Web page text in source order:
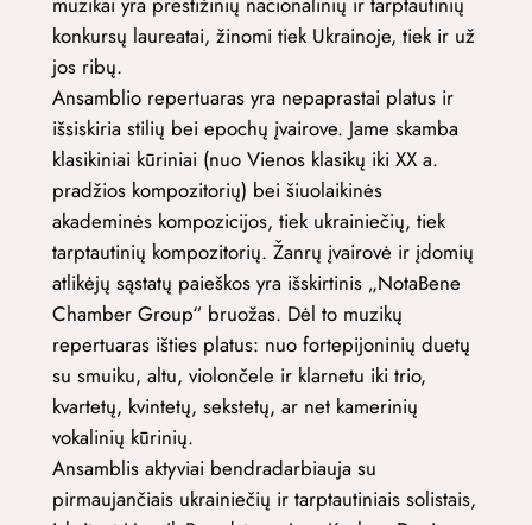
konkursų laureatai, žinomi tiek Ukrainoje, tiek ir už
jos ribų.
Ansamblio repertuaras yra nepaprastai platus ir
išsiskiria stilių bei epochų įvairove. Jame skamba
klasikiniai kūriniai (nuo Vienos klasikų iki XX a.
pradžios kompozitorių) bei šiuolaikinės
akademinės kompozicijos, tiek ukrainiečių, tiek
tarptautinių kompozitorių. Žanrų įvairovė ir įdomių
atlikėjų sąstatų paieškos yra išskirtinis „NotaBene
Chamber Group“ bruožas. Dėl to muzikų
repertuaras išties platus: nuo fortepijoninių duetų
su smuiku, altu, violončele ir klarnetu iki trio,
kvartetų, kvintetų, sekstetų, ar net kamerinių
vokalinių kūrinių.
Ansamblis aktyviai bendradarbiauja su
pirmaujančiais ukrainiečių ir tarptautiniais solistais,